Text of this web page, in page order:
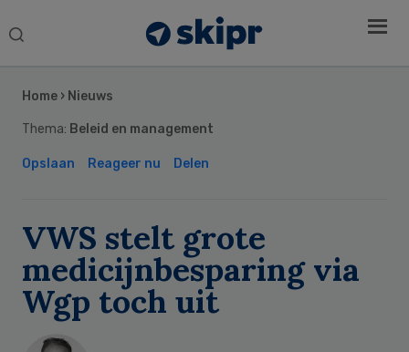
Search
Home › Nieuws
Thema: Beleid en management
Opslaan Reageer nu Delen
VWS stelt grote
medicijnbesparing via
Wgp toch uit
Sidebar